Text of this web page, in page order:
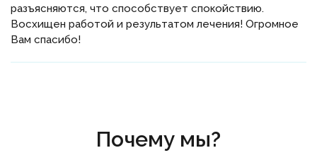
разъясняются, что способствует спокойствию.
Восхищен работой и результатом лечения! Огромное
Вам спасибо!
Почему мы?